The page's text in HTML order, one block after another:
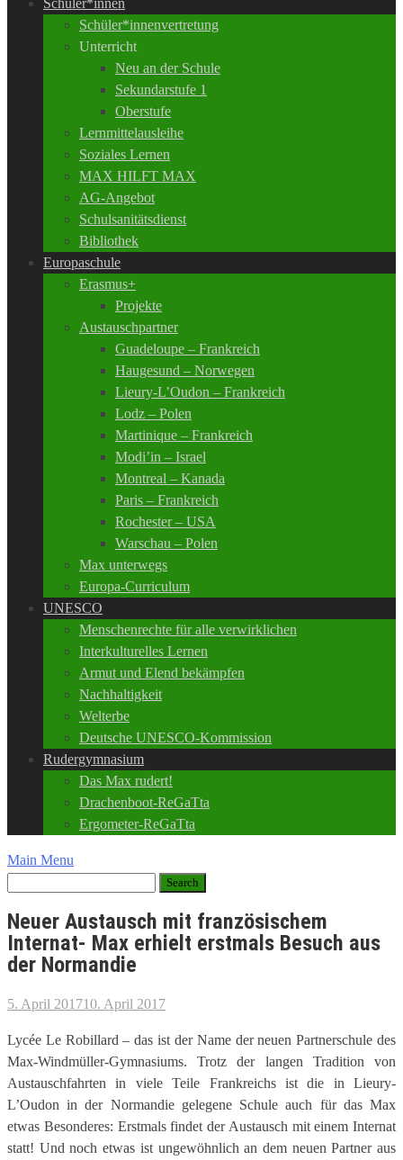
Schüler*innen
Schüler*innenvertretung
Unterricht
Neu an der Schule
Sekundarstufe 1
Oberstufe
Lernmittelausleihe
Soziales Lernen
MAX HILFT MAX
AG-Angebot
Schulsanitätsdienst
Bibliothek
Europaschule
Erasmus+
Projekte
Austauschpartner
Guadeloupe – Frankreich
Haugesund – Norwegen
Lieury-L’Oudon – Frankreich
Lodz – Polen
Martinique – Frankreich
Modi’in – Israel
Montreal – Kanada
Paris – Frankreich
Rochester – USA
Warschau – Polen
Max unterwegs
Europa-Curriculum
UNESCO
Menschenrechte für alle verwirklichen
Interkulturelles Lernen
Armut und Elend bekämpfen
Nachhaltigkeit
Welterbe
Deutsche UNESCO-Kommission
Rudergymnasium
Das Max rudert!
Drachenboot-ReGaTta
Ergometer-ReGaTta
Main Menu
Neuer Austausch mit französischem
Internat- Max erhielt erstmals Besuch aus
der Normandie
5. April 201710. April 2017
Lycée Le Robillard – das ist der Name der neuen Partnerschule des
Max-Windmüller-Gymnasiums. Trotz der langen Tradition von
Austauschfahrten in viele Teile Frankreichs ist die in Lieury-
L’Oudon in der Normandie gelegene Schule auch für das Max
etwas Besonderes: Erstmals findet der Austausch mit einem Internat
statt! Und noch etwas ist ungewöhnlich an dem neuen Partner aus